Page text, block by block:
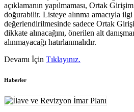
açıklamanın yapılmaması, Ortak
doğurabilir. Listeye alınma amacıyla
değerlendirilmesinde sadece Ortak
dikkate alınacağını, önerilen alt
alınmayacağı hatırlanmalıdır.
Devamı İçin Tıklayınız.
Haberler